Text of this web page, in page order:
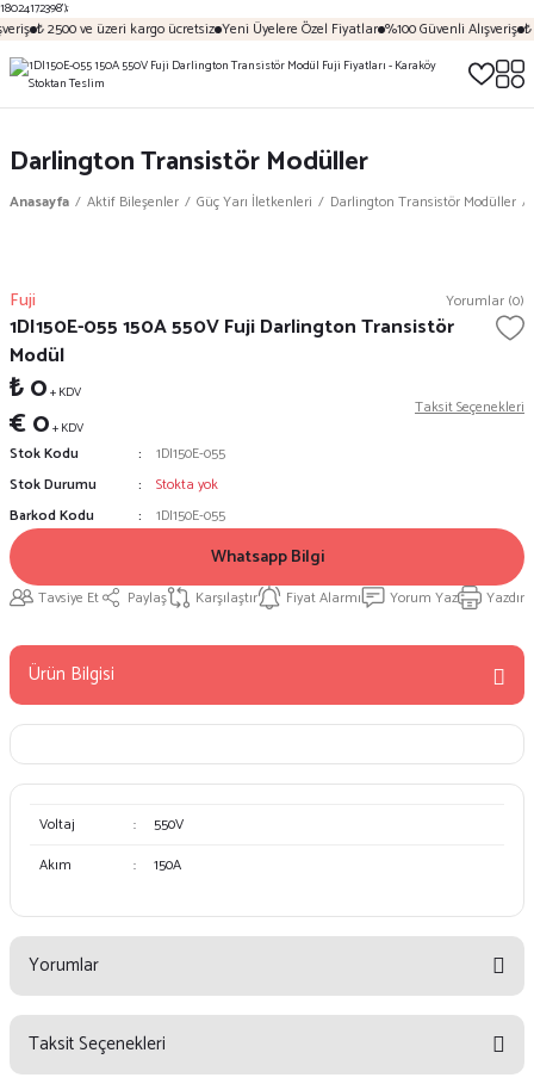
18024172398');
₺ 2500 ve üzeri kargo ücretsiz Yeni Üyelere Özel Fiyatlar %100 Güvenli Alışveriş ₺
Darlington Transistör Modüller
Anasayfa Aktif Bileşenler Güç Yarı İletkenleri Darlington Transistör Modüller
Fuji Yorumlar (0)
1DI150E-055 150A 550V Fuji Darlington Transistör
Modül
₺ 0+ KDV
€ 0+ KDV
Taksit Seçenekleri
Stok Kodu
1DI150E-055
Stok Durumu
Stokta yok
Barkod Kodu
1DI150E-055
Whatsapp Bilgi
Tavsiye Et Paylaş Karşılaştır Fiyat Alarmı Yorum Yaz Yazdır
Ürün Bilgisi
Voltaj :
550V
Akım
: 150A
Yorumlar
Taksit Seçenekleri